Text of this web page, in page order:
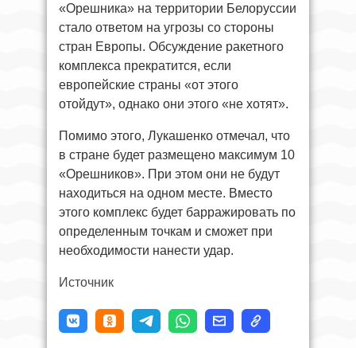
«Орешника» на территории Белоруссии
стало ответом на угрозы со стороны
стран Европы. Обсуждение ракетного
комплекса прекратится, если
европейские страны «от этого
отойдут», однако они этого «не хотят».
Помимо этого, Лукашенко отмечал, что
в стране будет размещено максимум 10
«Орешников». При этом они не будут
находиться на одном месте. Вместо
этого комплекс будет барражировать по
определенным точкам и сможет при
необходимости нанести удар.
Источник